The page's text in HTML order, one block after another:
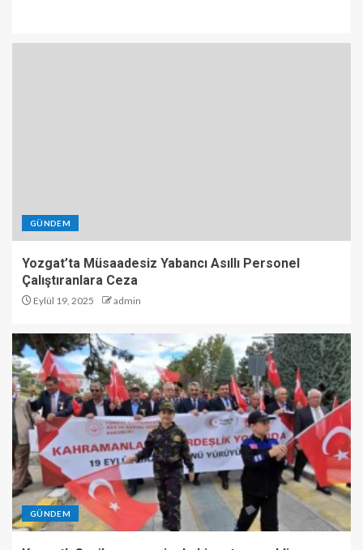
GÜNDEM
Yozgat’ta Müsaadesiz Yabancı Asıllı Personel
Çalıştıranlara Ceza
Eylül 19, 2025 admin
GÜNDEM